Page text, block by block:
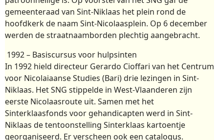
gemeenteraad van Sint-Niklaas het plein rond de
hoofdkerk de naam Sint-Nicolaasplein. Op 6 december
werden de straatnaamborden plechtig aangebracht.
1992 – Basiscursus voor hulpsinten
In 1992 hield directeur Gerardo Cioffari van het Centrum
voor Nicolaiaanse Studies (Bari) drie lezingen in Sint-
Niklaas. Het SNG stippelde in West-Vlaanderen zijn
eerste Nicolaasroute uit. Samen met het
Sinterklaasfonds voor gehandicapten werd in Sint-
Niklaas de tentoonstelling Sinterklaas kartoentje
georganiseerd. Er verscheen ook een catalogus.